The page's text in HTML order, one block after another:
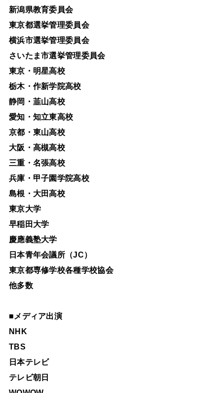
新潟県教育委員会
東京都選挙管理委員会
横浜市選挙管理委員会
さいたま市選挙管理委員会
東京・明星高校
栃木・作新学院高校
静岡・韮山高校
愛知・知立東高校
京都・東山高校
大阪・高槻高校
三重・名張高校
兵庫・甲子園学院高校
島根・大田高校
東京大学
早稲田大学
慶應義塾大学
日本青年会議所（JC）
東京都専修学校各種学校協会
他多数
■ メディア出演
NHK
TBS
日本テレビ
テレビ朝日